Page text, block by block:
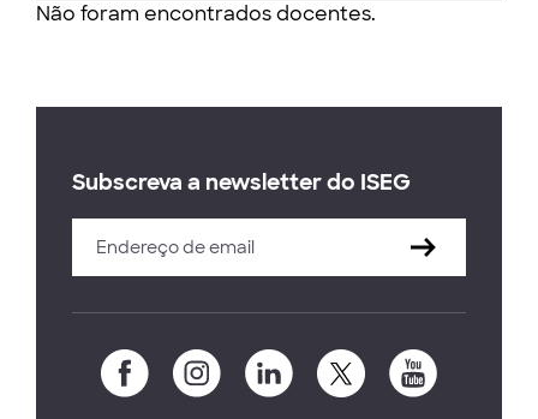
Não foram encontrados docentes.
Subscreva a newsletter do ISEG